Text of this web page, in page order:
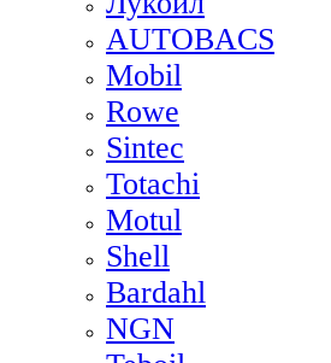
AUTOBACS
Mobil
Rowe
Sintec
Totachi
Motul
Shell
Bardahl
NGN